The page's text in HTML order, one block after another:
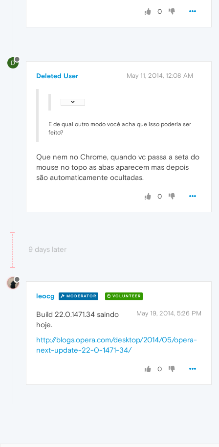
0
D
Deleted User May 11, 2014, 12:08 AM
E de qual outro modo você acha que isso poderia ser
feito?
Que nem no Chrome, quando vc passa a seta do
mouse no topo as abas aparecem mas depois
são automaticamente ocultadas.
0
9 days later
leocg MODERATOR VOLUNTEER
May 19, 2014, 5:26 PM
Build 22.0.1471.34 saindo
hoje.
http://blogs.opera.com/desktop/2014/05/opera-
next-update-22-0-1471-34/
0